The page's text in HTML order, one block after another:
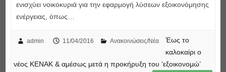
ενισχύει νοικοκυριά για την εφαρμογή λύσεων εξοικονόμησης
ενέργειας, όπως…
admin 11/04/2016 Ανακοινώσεις/Νέα
Έως το
καλοκαίρι ο
νέος ΚΕΝΑΚ & αμέσως μετά η προκήρυξη του ‘εξοικονομώ’